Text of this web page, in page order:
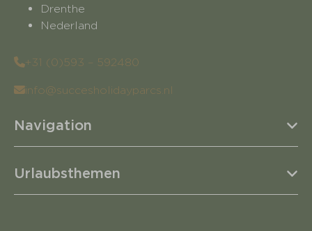
Drenthe
Nederland
+31 (0)593 – 592480
info@succesholidayparcs.nl
Navigation
Urlaubsthemen